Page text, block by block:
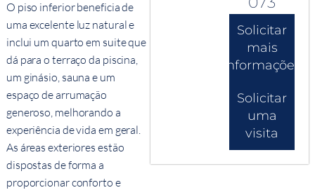
O piso inferior beneficia de
uma excelente luz natural e
inclui um quarto em suite que
dá para o terraço da piscina,
um ginásio, sauna e um
espaço de arrumação
generoso, melhorando a
experiência de vida em geral.
As áreas exteriores estão
dispostas de forma a
proporcionar conforto e
Solicitar
mais
informações
Solicitar
uma
visita